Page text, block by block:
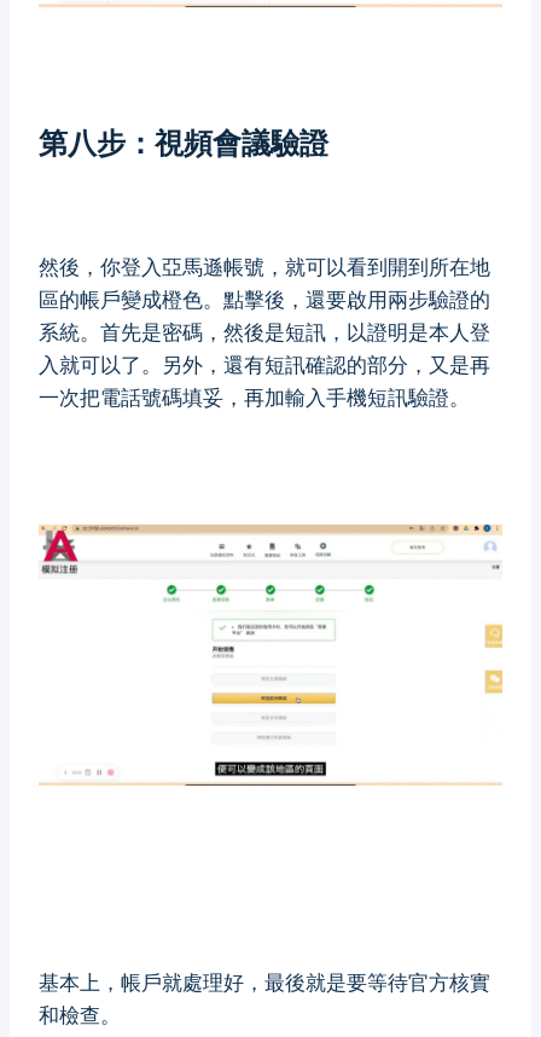
第八步：視頻會議驗證
然後，你登入亞馬遜帳號，就可以看到開到所在地
區的帳戶變成橙色。點擊後，還要啟用兩步驗證的
系統。首先是密碼，然後是短訊，以證明是本人登
入就可以了。另外，還有短訊確認的部分，又是再
一次把電話號碼填妥，再加輸入手機短訊驗證。
基本上，帳戶就處理好，最後就是要等待官方核實
和檢查。